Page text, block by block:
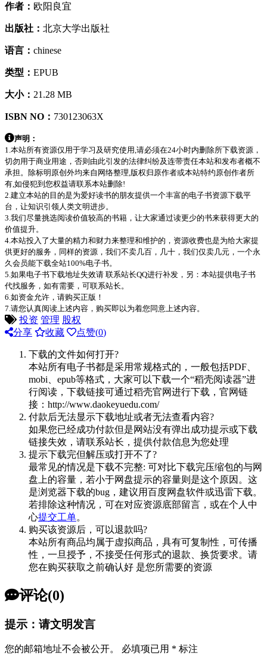
作者： 欧阳良宜
出版社： 北京大学出版社
语言： chinese
类型： EPUB
大小： 21.28 MB
ISBN NO： 730123063X
声明：
1.本站所有资源仅用于学习及研究使用,请必须在24小时内删除所下载资源，
切勿用于商业用途，否则由此引发的法律纠纷及连带责任本站和发布者概不
承担。除标明原创外均来自网络整理,版权归原作者或本站特约原创作者所
有,如侵犯到您权益请联系本站删除!
2.建立本站的目的是为爱好读书的朋友提供一个丰富的电子书资源下载平
台，让知识引领人类文明进步。
3.我们尽量挑选阅读价值较高的书籍，让大家通过读更少的书来获得更大的
价值提升。
4.本站投入了大量的精力和财力来整理和维护的，资源收费也是为给大家提
供更好的服务，同样的资源，我们不卖几百，几十，我们仅卖几元，一个永
久会员能下载全站100%电子书。
5.如果电子书下载地址失效请 联系站长QQ进行补发，另：本站提供电子书
代找服务，如有需要，可联系站长。
6.如资金允许，请购买正版！
7.请您认真阅读上述内容，购买即以为着您同意上述内容。
投资 管理 股权
分享
收藏 点赞(0)
下载的文件如何打开?
本站所有电子书都是采用常规格式的，一般包括PDF、
mobi、epub等格式，大家可以下载一个“稻壳阅读器”进
行阅读，下载链接可通过稻壳官网进行下载，官网链
接：http://www.daokeyuedu.com/
付款后无法显示下载地址或者无法查看内容?
如果您已经成功付款但是网站没有弹出成功提示或下载
链接失效，请联系站长，提供付款信息为您处理
提示下载完但解压或打开不了?
最常见的情况是下载不完整: 可对比下载完压缩包的与网
盘上的容量，若小于网盘提示的容量则是这个原因。这
是浏览器下载的bug，建议用百度网盘软件或迅雷下载。
若排除这种情况，可在对应资源底部留言，或在个人中
心提交工单。
购买该资源后，可以退款吗?
本站所有商品均属于虚拟商品，具有可复制性，可传播
性，一旦授予，不接受任何形式的退款、换货要求。请
您在购买获取之前确认好 是您所需要的资源
评论(0)
提示：请文明发言
您的邮箱地址不会被公开。 必填项已用 * 标注